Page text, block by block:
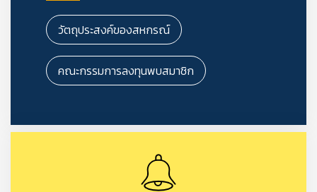
วัตถุประสงค์ของสหกรณ์
คณะกรรมการลงทุนพบสมาชิก